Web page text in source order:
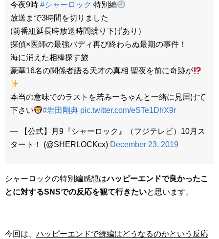
今夜9時 #シャーロック 特別編
放送まで3時間を切りました
(前番組延長時放送時間繰り下げあり）
探偵×医師の最強バディ再び終わらぬ最期の事件！
海に消えた相棒探す旅
豪華16名の関係者語る天才の真相 聖夜を前に奇跡が
本当の意味でのラストを若みーちゃんと一緒に見届けて
下さい
#岩田剛典 pic.twitter.com/eSTe1DhX9r
— 【公式】月9『シャーロック』（フジテレビ）10月ス
タート！ (@SHERLOCKcx) December 23, 2019
シャーロックの特別編感想はハッピーエンドで良かったこ
とに対するSNSでの反応を観て行きたいと思います。
今回は、 ハッピーエンドで続編はどうなるのかという反応